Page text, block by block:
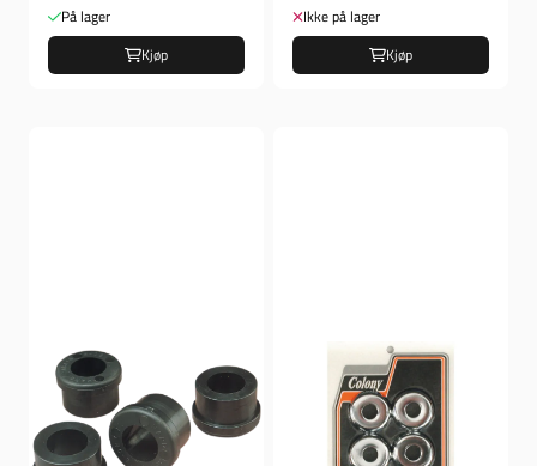
På lager
Kjøp
Ikke på lager
Kjøp